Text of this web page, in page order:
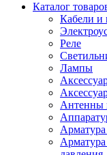
Каталог
Кабели и
Реле
Лампы
Антенны
Арматура